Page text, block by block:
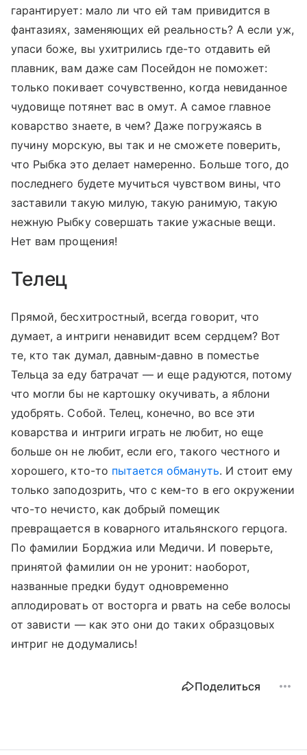
гарантирует: мало ли что ей там привидится в
фантазиях, заменяющих ей реальность? А если уж,
упаси боже, вы ухитрились где-то отдавить ей
плавник, вам даже сам Посейдон не поможет:
только покивает сочувственно, когда невиданное
чудовище потянет вас в омут. А самое главное
коварство знаете, в чем? Даже погружаясь в
пучину морскую, вы так и не сможете поверить,
что Рыбка это делает намеренно. Больше того, до
последнего будете мучиться чувством вины, что
заставили такую милую, такую ранимую, такую
нежную Рыбку совершать такие ужасные вещи.
Нет вам прощения!
Телец
Прямой, бесхитростный, всегда говорит, что
думает, а интриги ненавидит всем сердцем? Вот
те, кто так думал, давным-давно в поместье
Тельца за еду батрачат — и еще радуются, потому
что могли бы не картошку окучивать, а яблони
удобрять. Собой. Телец, конечно, во все эти
коварства и интриги играть не любит, но еще
больше он не любит, если его, такого честного и
хорошего, кто-то пытается обмануть. И стоит ему
только заподозрить, что с кем-то в его окружении
что-то нечисто, как добрый помещик
превращается в коварного итальянского герцога.
По фамилии Борджиа или Медичи. И поверьте,
принятой фамилии он не уронит: наоборот,
названные предки будут одновременно
аплодировать от восторга и рвать на себе волосы
от зависти — как это они до таких образцовых
интриг не додумались!
Поделиться